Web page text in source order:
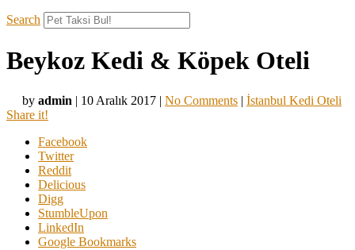
Search
Beykoz Kedi & Köpek Oteli
by admin | 10 Aralık 2017 | No Comments | İstanbul Kedi Oteli
Share it!
Facebook
Twitter
Reddit
Delicious
Digg
StumbleUpon
LinkedIn
Google Bookmarks